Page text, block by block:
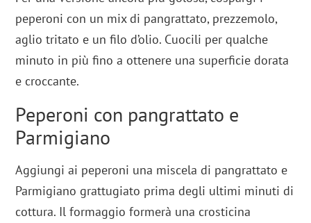
peperoni con un mix di pangrattato, prezzemolo,
aglio tritato e un filo d’olio. Cuocili per qualche
minuto in più fino a ottenere una superficie dorata
e croccante.
Peperoni con pangrattato e
Parmigiano
Aggiungi ai peperoni una miscela di pangrattato e
Parmigiano grattugiato prima degli ultimi minuti di
cottura. Il formaggio formerà una crosticina